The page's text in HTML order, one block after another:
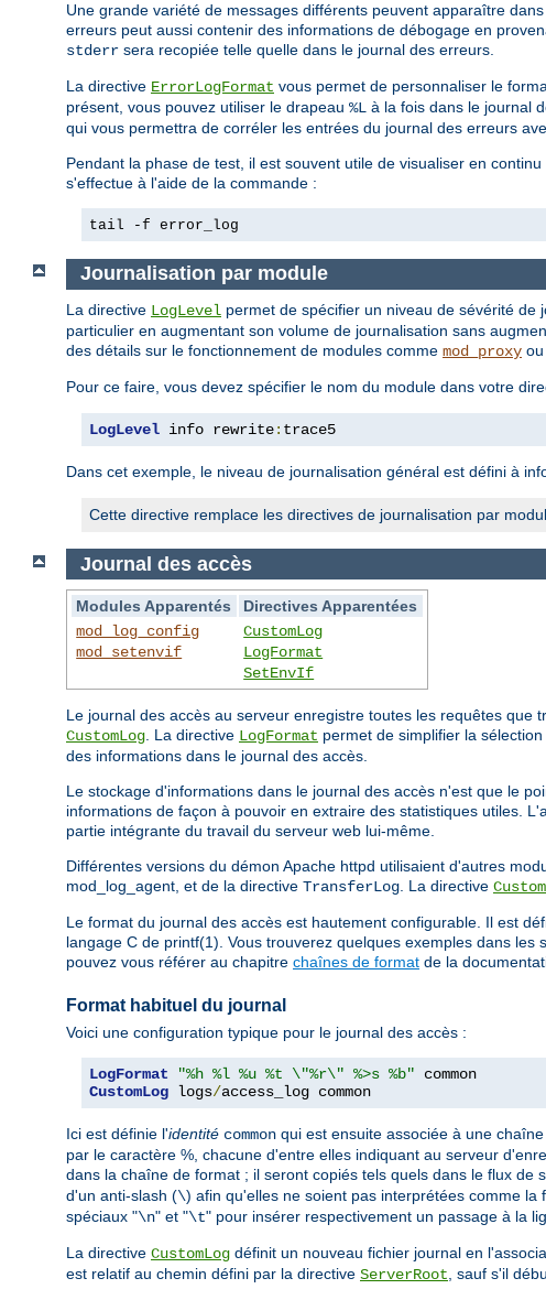
Une grande variété de messages différents peuvent apparaître
erreurs peut aussi contenir des informations de débogage en
stderr sera recopiée telle quelle dans le journal des erreurs.
La directive ErrorLogFormat vous permet de personnaliser le
présent, vous pouvez utiliser le drapeau %L à la fois dans le journal
qui vous permettra de corréler les entrées du journal des erreurs
Pendant la phase de test, il est souvent utile de visualiser en
s'effectue à l'aide de la commande :
tail -f error_log
Journalisation par module
La directive LogLevel permet de spécifier un niveau de sévérité
particulier en augmentant son volume de journalisation sans
des détails sur le fonctionnement de modules comme mod_proxy ou
Pour ce faire, vous devez spécifier le nom du module dans votre
LogLevel info rewrite: trace5
Dans cet exemple, le niveau de journalisation général est défini à
Cette directive remplace les directives de journalisation par
Journal des accès
Modules Apparentés
Directives Apparentées
mod_log_config
mod_setenvif
CustomLog
LogFormat
SetEnvIf
Le journal des accès au serveur enregistre toutes les requêtes
CustomLog. La directive LogFormat permet de simplifier la
des informations dans le journal des accès.
Le stockage d'informations dans le journal des accès n'est que le
informations de façon à pouvoir en extraire des statistiques utiles.
partie intégrante du travail du serveur web lui-même.
Différentes versions du démon Apache httpd utilisaient d'autres
mod_log_agent, et de la directive TransferLog. La directive
Le format du journal des accès est hautement configurable. Il est
langage C de printf(1). Vous trouverez quelques exemples dans
pouvez vous référer au chapitre chaînes de format de la
Format habituel du journal
Voici une configuration typique pour le journal des accès :
LogFormat "%h %l %u %t \"%r\" %>s %b"
CustomLog logs/access_log common
Ici est définie l'identité common qui est ensuite associée à une
par le caractère %, chacune d'entre elles indiquant au serveur
dans la chaîne de format ; il seront copiés tels quels dans le flux de
d'un anti-slash (\) afin qu'elles ne soient pas interprétées comme
spéciaux "\n" et "\t" pour insérer respectivement un passage à la
La directive CustomLog définit un nouveau fichier journal en
est relatif au chemin défini par la directive ServerRoot, sauf s'il